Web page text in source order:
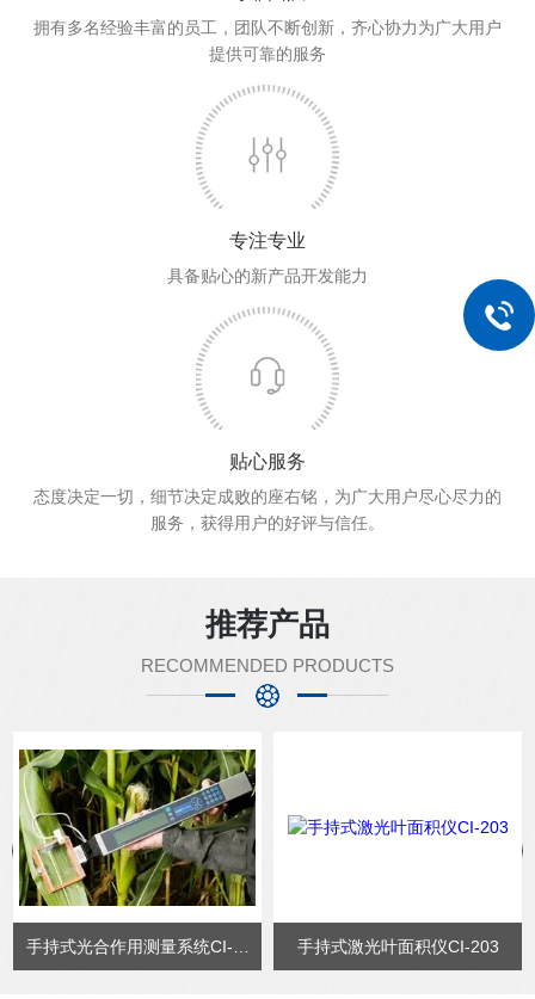
拥有多名经验丰富的员工，团队不断创新，齐心协力为广大用户
提供可靠的服务
专注专业
具备贴心的新产品开发能力
贴心服务
态度决定一切，细节决定成败的座右铭，为广大用户尽心尽力的
服务，获得用户的好评与信任。
推荐产品
RECOMMENDED PRODUCTS
手持式激光叶面积仪CI-203